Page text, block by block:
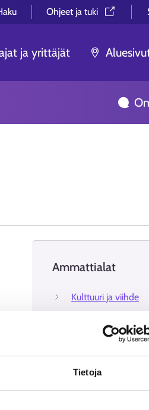
Tietoja
Ohjeet ja tuki⁠
ja yrittäjät
Ammattialat
Kulttuuri ja viihde